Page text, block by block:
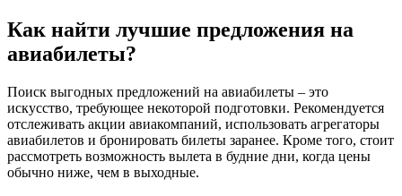
Как найти лучшие предложения на
авиабилеты?
Поиск выгодных предложений на авиабилеты – это
искусство, требующее некоторой подготовки. Рекомендуется
отслеживать акции авиакомпаний, использовать агрегаторы
авиабилетов и бронировать билеты заранее. Кроме того, стоит
рассмотреть возможность вылета в будние дни, когда цены
обычно ниже, чем в выходные.